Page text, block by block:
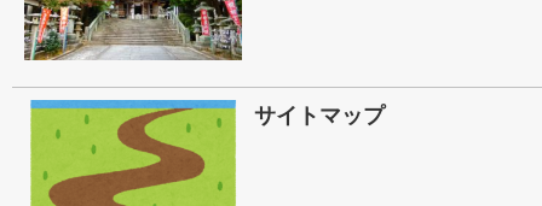
サイトマップ